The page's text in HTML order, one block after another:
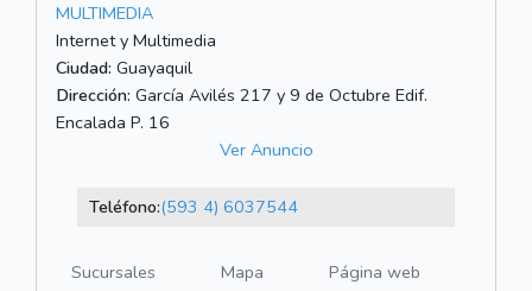
MULTIMEDIA
Internet y Multimedia
Ciudad: Guayaquil
Dirección: García Avilés 217 y 9 de Octubre Edif.
Encalada P. 16
Ver Anuncio
Teléfono:(593 4) 6037544
Sucursales Mapa
Página web